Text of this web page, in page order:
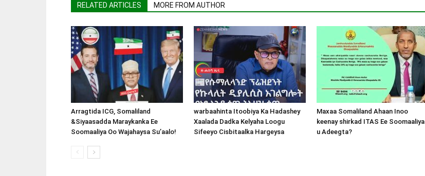
RELATED ARTICLES MORE FROM AUTHOR
Arragtida ICG, Somaliland
&Siyaasadda Maraykanka Ee
Soomaaliya Oo Wajahaysa Su’aalo!
warbaahinta Itoobiya Ka Hadashey
Xaalada Dadka Kelyaha Loogu
Sifeeyo Cisbitaalka Hargeysa
Maxaa Somaliland Ahaan Inoo
keenay shirkad ITAS Ee Soomaaliya
u Adeegta?